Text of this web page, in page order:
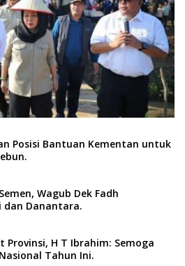
Posisi Bantuan Kementan untuk
Wagub Dek Fadh
dan Danantara.
Provinsi, H T Ibrahim: Semoga
Tahun Ini.